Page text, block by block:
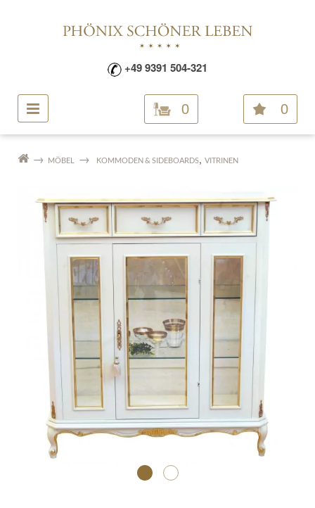
+49 9391 504-321
0 0
MÖBEL KOMMODEN & SIDEBOARDS, VITRINEN